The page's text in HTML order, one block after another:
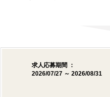
求人応募期間 ：
2026/07/27 ～ 2026/08/31